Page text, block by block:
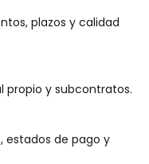
plazos y calidad
propio y subcontratos.
estados de pago y